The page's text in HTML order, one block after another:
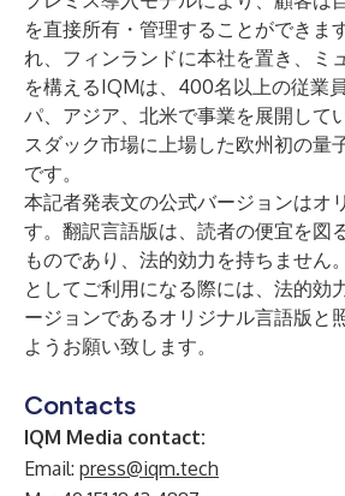
を直接所有・管理することができま
れ、フィンランドに本社を置き、ミ
を構えるIQMは、400名以上の従業
パ、アジア、北米で事業を展開して
スダック市場に上場した欧州初の量
です。
本記者発表文の公式バージョンはオ
す。翻訳言語版は、読者の便宜を図
ものであり、法的効力を持ちません
としてご利用になる際には、法的効
ージョンであるオリジナル言語版と
ようお願い致します。
Contacts
IQM Media contact:
Email: press@iqm.tech